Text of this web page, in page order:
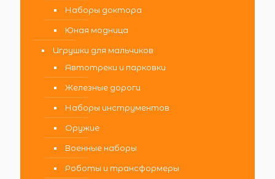
Наборы доктора
Юная модница
Игрушки для мальчиков
Автотреки и парковки
Железные дороги
Наборы инструментов
Оружие
Военные наборы
Роботы и трансформеры